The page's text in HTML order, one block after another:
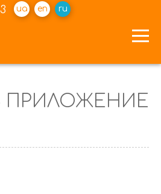
ua en ru
ПРИЛОЖЕНИЕ